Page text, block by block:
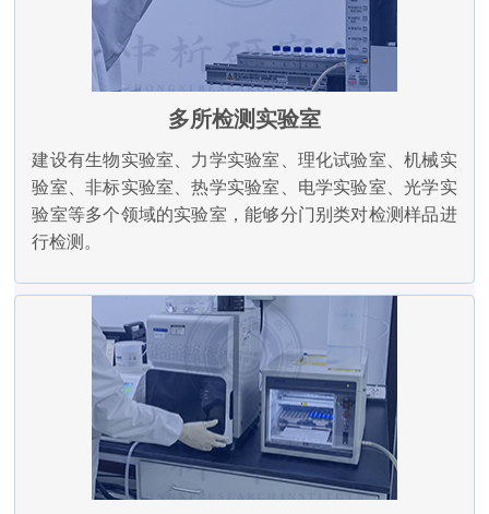
多所检测实验室
建设有生物实验室、力学实验室、理化试验室、机械实
验室、非标实验室、热学实验室、电学实验室、光学实
验室等多个领域的实验室，能够分门别类对检测样品进
行检测。